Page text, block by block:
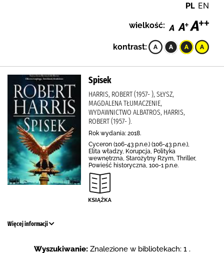
PL EN
wielkość:
kontrast:
Spisek
HARRIS, ROBERT (1957- ), SŁYSZ,
MAGDALENA TŁUMACZENIE,
WYDAWNICTWO ALBATROS, HARRIS,
ROBERT (1957- ).
Rok wydania: 2018.
Cyceron (106-43 p.n.e.) (106-43 p.n.e.),
Elita władzy, Korupcja, Polityka
wewnętrzna, Starożytny Rzym, Thriller,
Powieść historyczna, 100-1 p.n.e.
Więcej informacji
Wyszukiwanie: Znalezione w bibliotekach: 1 .